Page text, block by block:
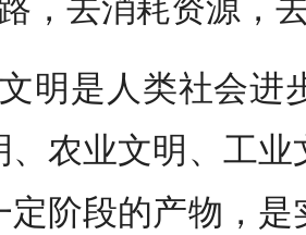
，去消耗资源，
明是人类社会进
、农业文明、工
定阶段的产物，